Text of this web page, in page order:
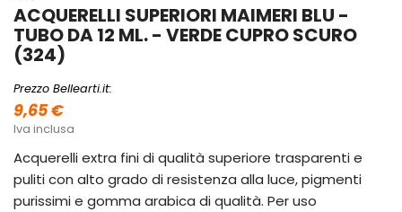
ACQUERELLI SUPERIORI MAIMERI BLU -
TUBO DA 12 ML. - VERDE CUPRO SCURO
(324)
Prezzo Bellearti.it:
9,65 €
Iva inclusa
Acquerelli extra fini di qualità superiore trasparenti e
puliti con alto grado di resistenza alla luce, pigmenti
purissimi e gomma arabica di qualità. Per uso